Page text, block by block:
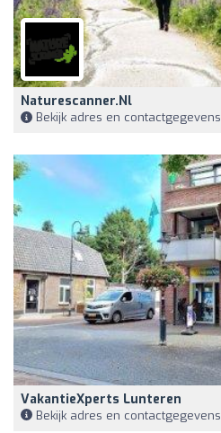
Naturescanner.nl
Bekijk adres en contactgegevens
VakantieXperts Lunteren
Bekijk adres en contactgegevens